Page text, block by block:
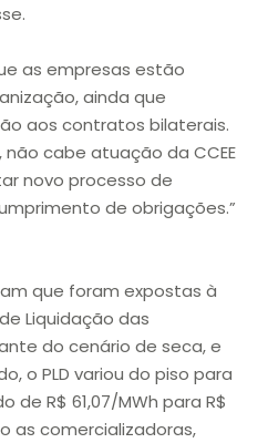
as empresas estão
ainda que
aos contratos bilaterais.
cabe atuação da CCEE
novo processo de
de obrigações.”
que foram expostas à
Liquidação das
do cenário de seca, e
o PLD variou do piso para
de R$ 61,07/MWh para R$
as comercializadoras,